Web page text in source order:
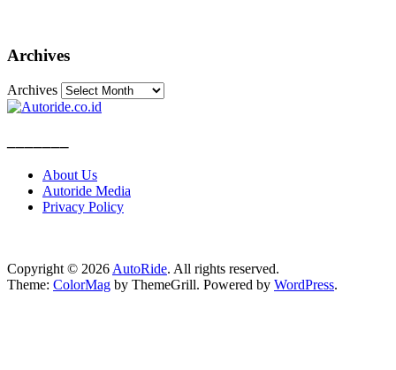
Archives
Archives
About Us
Autoride Media
Privacy Policy
Copyright © 2026 AutoRide. All rights reserved.
Theme: ColorMag by ThemeGrill. Powered by WordPress.